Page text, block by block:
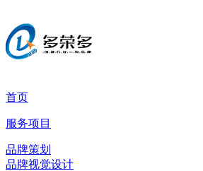
首页
服务项目
品牌策划
品牌视觉设计